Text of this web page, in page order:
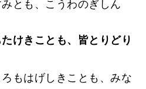
とも、こうわのぎしん
けきことも、皆とりどり
もはげしきことも、みな